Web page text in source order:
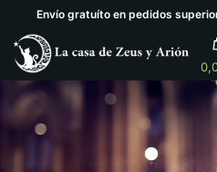
Envío gratuíto en pedidos